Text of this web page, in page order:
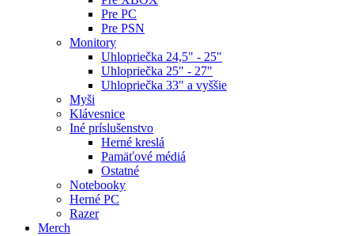
Pre PC
Pre PSN
Monitory
Uhlopriečka 24,5" - 25"
Uhlopriečka 25" - 27"
Uhlopriečka 33" a vyššie
Myši
Klávesnice
Iné príslušenstvo
Herné kreslá
Pamäťové médiá
Ostatné
Notebooky
Herné PC
Razer
Merch